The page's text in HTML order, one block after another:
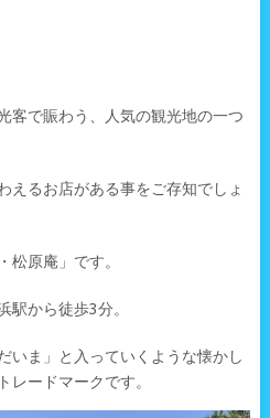
客で賑わう、人気の観光地の一つ
えるお店がある事をご存知でしょ
松原庵」です。
駅から徒歩3分。
いま」と入っていくような懐かし
レードマークです。